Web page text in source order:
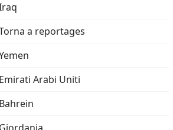
a reportages
Emirati Arabi Uniti
Bahrein